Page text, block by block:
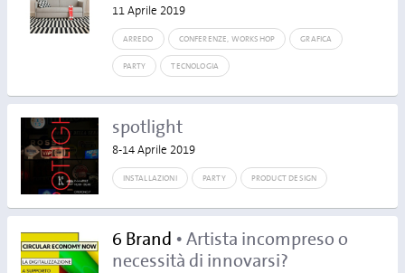
11 Aprile 2019
ARREDO CONFERENZE, WORKSHOP GRAFICA
PARTY TECNOLOGIA
spotlight
8-14 Aprile 2019
INSTALLAZIONI PARTY PRODUCT DESIGN
6 Brand • Artista incompreso o
necessità di innovarsi?